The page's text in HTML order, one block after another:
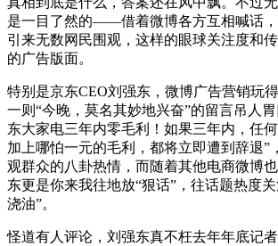
是一目了然的——借着微博各方互相喊话，
引来无数网民围观，这样的眼球关注度和
的广告版面。
特别是京东CEO刘强东，微博广告营销玩
一则“今晚，莫名其妙地兴奋”的留言吊人
东大家电三年内零毛利！如果三年内，任
加上哪怕一元的毛利，都将立即遭到辞退”
观群众的八卦热情，而随着其他电商微博
东更是你来我往地放“狠话”，往话题热度
浇油”。
怪道有人评论，刘强东真不枉去年年底记